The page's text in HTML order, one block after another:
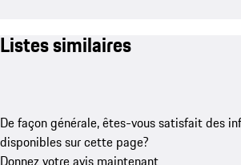
Listes similaires
De façon générale, êtes-vous satisfait des
disponibles sur cette page?
Donnez votre avis maintenant